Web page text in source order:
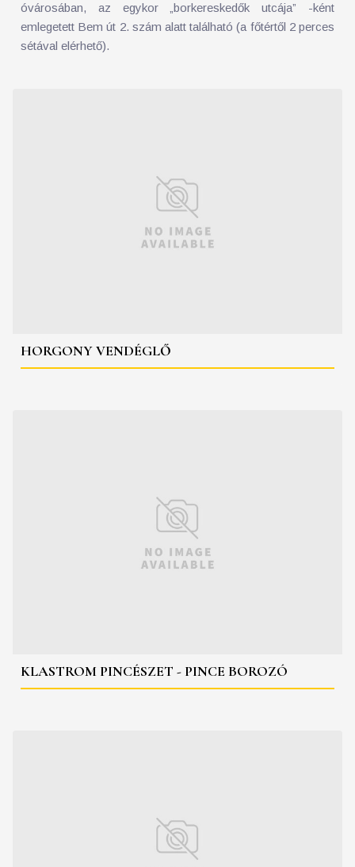
óvárosában, az egykor „borkereskedők utcája” -ként
emlegetett Bem út 2. szám alatt található (a főtértől 2 perces
sétával elérhető).
HORGONY VENDÉGLŐ
KLASTROM PINCÉSZET - PINCE BOROZÓ